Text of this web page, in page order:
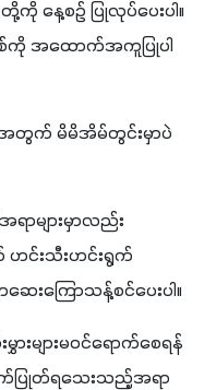
ကို နေ့စဉ် ပြုလုပ်ပေးပါ။
စ်ကို အထောက်အကူပြုပါ
အတွက် မိမိအိမ်တွင်းမှာပဲ
များမှာလည်း
က် ဟင်းသီးဟင်းရွက်
ေးကြောသန့်စင်ပေးပါ။
းများမဝင်ရောက်စေရန်
က်ပြုတ်ရသေးသည့်အရာ